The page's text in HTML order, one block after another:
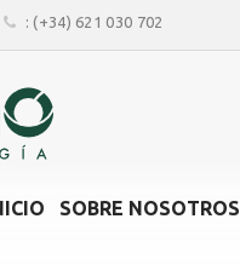
: (+34) 621 030 702
SOBRE NOSOTROS